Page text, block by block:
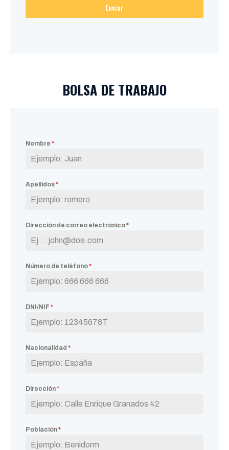
Enviar
BOLSA DE TRABAJO
Nombre *
Apellidos*
Dirección de correo electrónico*
Número de teléfono*
DNI/NIF *
Nacionalidad *
Dirección*
Población*